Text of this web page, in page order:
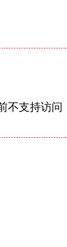
不支持访